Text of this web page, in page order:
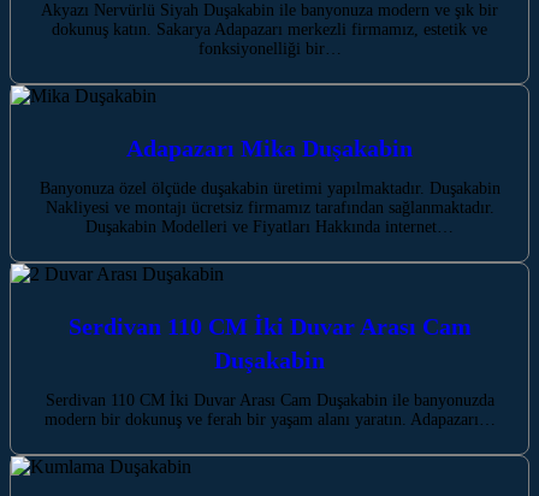
Akyazı Nervürlü Siyah Duşakabin ile banyonuza modern ve şık bir
dokunuş katın. Sakarya Adapazarı merkezli firmamız, estetik ve
fonksiyonelliği bir…
Adapazarı Mika Duşakabin
Banyonuza özel ölçüde duşakabin üretimi yapılmaktadır. Duşakabin
Nakliyesi ve montajı ücretsiz firmamız tarafından sağlanmaktadır.
Duşakabin Modelleri ve Fiyatları Hakkında internet…
Serdivan 110 CM İki Duvar Arası Cam
Duşakabin
Serdivan 110 CM İki Duvar Arası Cam Duşakabin ile banyonuzda
modern bir dokunuş ve ferah bir yaşam alanı yaratın. Adapazarı…